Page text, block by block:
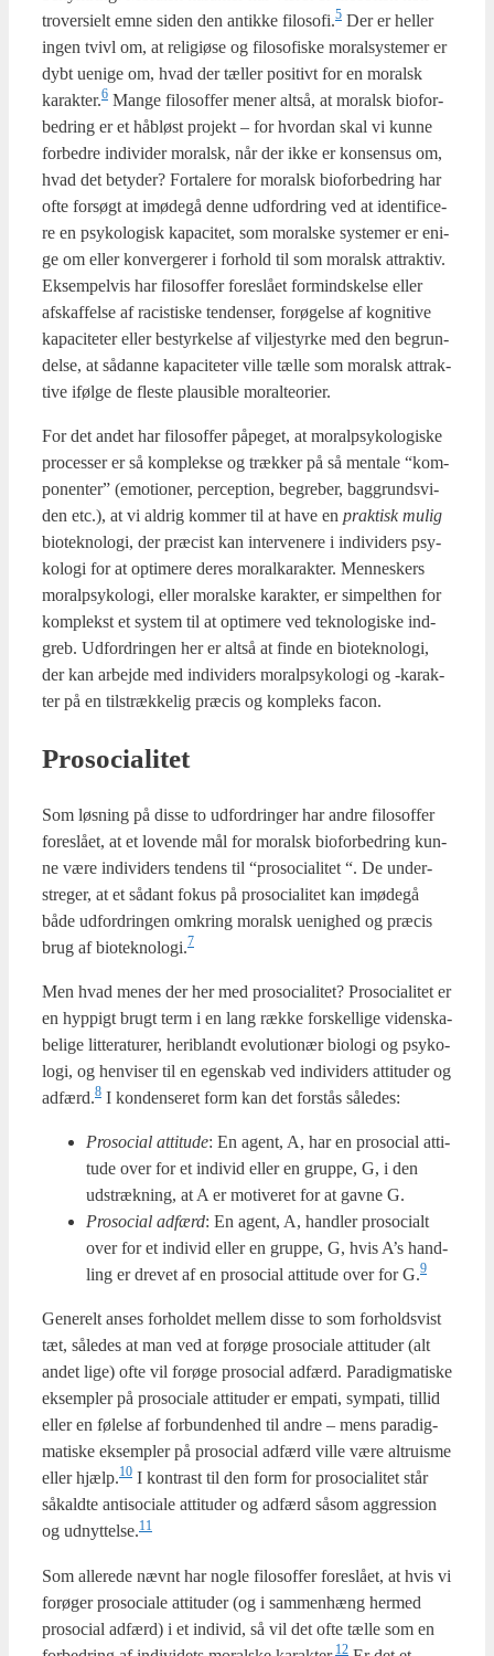
tro­ver­si­elt emne siden den antik­ke filosofi.5 Der er hel­ler
ingen tvivl om, at reli­gi­øse og filo­so­fi­ske moral­sy­ste­mer er
dybt ueni­ge om, hvad der tæl­ler posi­tivt for en moralsk
karakter.6 Man­ge filo­sof­fer mener alt­så, at moralsk bio­for­
bed­ring er et håb­løst pro­jekt – for hvor­dan skal vi kun­ne
for­bed­re indi­vi­der moralsk, når der ikke er kon­sensus om,
hvad det bety­der? For­ta­le­re for moralsk bio­for­bed­ring har
ofte for­søgt at imø­de­gå den­ne udfor­dring ved at iden­ti­fi­ce­
re en psy­ko­lo­gisk kapa­ci­tet, som moral­ske syste­mer er eni­
ge om eller kon­ver­ge­rer i for­hold til som moralsk attrak­tiv.
Eksem­pel­vis har filo­sof­fer fore­slå­et for­mind­skel­se eller
afskaf­fel­se af raci­sti­ske ten­den­ser, for­ø­gel­se af kog­ni­ti­ve
kapa­ci­te­ter eller bestyr­kel­se af vil­jestyr­ke med den begrun­
del­se, at sådan­ne kapa­ci­te­ter vil­le tæl­le som moralsk attrak­
ti­ve iføl­ge de fle­ste plau­sib­le moral­te­o­ri­er.
For det andet har filo­sof­fer påpe­get, at moralp­sy­ko­lo­gi­ske
pro­ces­ser er så kom­plek­se og træk­ker på så men­tale “kom­
po­nen­ter” (emo­tio­ner, per­cep­tion, begre­ber, bag­grunds­vi­
den etc.), at vi aldrig kom­mer til at have en prak­tisk mulig
bio­tek­no­lo­gi, der præ­cist kan inter­ve­ne­re i indi­vi­ders psy­
ko­lo­gi for at opti­me­re deres moral­ka­rak­ter. Men­ne­skers
moralp­sy­ko­lo­gi, eller moral­ske karak­ter, er sim­pelt­hen for
kom­plekst et system til at opti­me­re ved tek­no­lo­gi­ske ind­
greb. Udfor­drin­gen her er alt­så at fin­de en bio­tek­no­lo­gi,
der kan arbej­de med indi­vi­ders moralp­sy­ko­lo­gi og ‑karak­
ter på en til­stræk­ke­lig præ­cis og kom­pleks facon.
Pro­so­ci­a­li­tet
Som løs­ning på dis­se to udfor­drin­ger har andre filo­sof­fer
fore­slå­et, at et loven­de mål for moralsk bio­for­bed­ring kun­
ne være indi­vi­ders ten­dens til “pro­so­ci­a­li­tet “. De under­
stre­ger, at et sådant fokus på pro­so­ci­a­li­tet kan imø­de­gå
både udfor­drin­gen omkring moralsk uenig­hed og præ­cis
brug af bioteknologi.7
Men hvad menes der her med pro­so­ci­a­li­tet? Pro­so­ci­a­li­tet er
en hyp­pigt brugt term i en lang ræk­ke for­skel­li­ge viden­ska­
be­li­ge lit­te­ra­tu­rer, her­i­blandt evo­lu­tio­nær bio­lo­gi og psy­ko­
lo­gi, og hen­vi­ser til en egen­skab ved indi­vi­ders atti­tu­der og
adfærd.8 I kon­den­se­ret form kan det for­stås såle­des:
Pro­so­ci­al atti­tu­de: En agent, A, har en pro­so­ci­al atti­
tu­de over for et indi­vid eller en grup­pe, G, i den
udstræk­ning, at A er moti­ve­ret for at gav­ne G.
Pro­so­ci­al adfærd: En agent, A, hand­ler pro­so­ci­alt
over for et indi­vid eller en grup­pe, G, hvis A’s hand­
ling er dre­vet af en pro­so­ci­al atti­tu­de over for G.9
Gene­relt anses for­hol­det mel­lem dis­se to som for­holds­vist
tæt, såle­des at man ved at for­ø­ge pro­so­ci­a­le atti­tu­der (alt
andet lige) ofte vil for­ø­ge pro­so­ci­al adfærd. Para­dig­ma­ti­ske
eksemp­ler på pro­so­ci­a­le atti­tu­der er empa­ti, sym­pa­ti, til­lid
eller en følel­se af for­bun­den­hed til andre – mens para­dig­
ma­ti­ske eksemp­ler på pro­so­ci­al adfærd vil­le være altru­is­me
eller hjælp.10 I kon­trast til den form for pro­so­ci­a­li­tet står
såkald­te antiso­ci­a­le atti­tu­der og adfærd såsom aggres­sion
og udnyttelse.11
Som alle­re­de nævnt har nog­le filo­sof­fer fore­slå­et, at hvis vi
for­ø­ger pro­so­ci­a­le atti­tu­der (og i sam­men­hæng her­med
pro­so­ci­al adfærd) i et indi­vid, så vil det ofte tæl­le som en
12